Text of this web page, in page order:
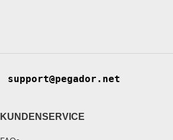
support@pegador.net
KUNDENSERVICE